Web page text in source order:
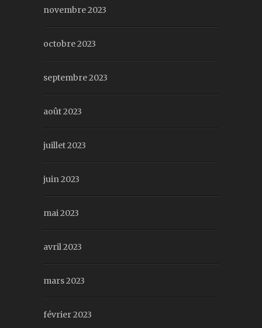
novembre 2023
octobre 2023
septembre 2023
août 2023
juillet 2023
juin 2023
mai 2023
avril 2023
mars 2023
février 2023